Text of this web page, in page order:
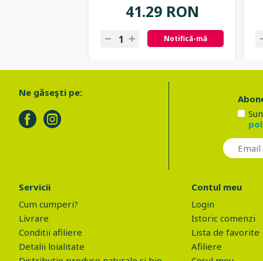
41.29 RON
Notifică-mă
Ne găseşti pe:
Servicii
Cum cumperi?
Livrare
Conditii afiliere
Detalii loialitate
Contul meu
Login
Istoric comenzi
Lista de favorite
Afiliere